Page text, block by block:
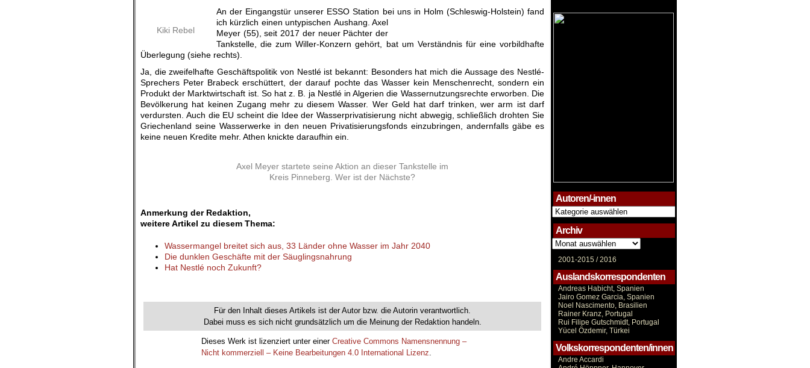
Kiki Rebel
An der Eingangstür unserer ESSO Station bei uns in Holm (Schleswig-Holstein) fand
ich kürzlich einenuntypischen Aushang. Axel
Meyer (55), seit 2017 der neuer Pächter der
Tankstelle, die zum Willer-Konzern gehört, bat um Verständnis für eine vorbildhafte
Überlegung (siehe rechts).
Ja, die zweifelhafte Geschäftspolitik von Nestlé ist bekannt: Besonders hat mich die Aussage des Nestlé-
Sprechers Peter Brabeck erschüttert, der darauf pochte das Wasser kein Menschenrecht, sondern ein
Produkt der Marktwirtschaft ist. So hat z. B. ja Nestlé in Algerien die Wassernutzungsrechte erworben. Die
Bevölkerung hat keinen Zugang mehr zu diesem Wasser. Wer Geld hat darf trinken, wer arm ist darf
verdursten. Auch die EU scheint die Idee der Wasserprivatisierung nicht abwegig, schließlich drohten Sie
Griechenland seine Wasserwerke in den neuen Privatisierungsfonds einzubringen, andernfalls gäbe es
keine neuen Kredite mehr. Athen knickte daraufhin ein.
Axel Meyer startete seine Aktion an dieser Tankstelle im
Kreis Pinneberg. Wer ist der Nächste?
Anmerkung der Redaktion,
weitere Artikel zu diesem Thema:
Wassermangel breitet sich aus, 33 Länder ohne Wasser im Jahr 2040
Die dunklen Geschäfte mit der Säuglingsnahrung
Hat Nestlé noch Zukunft?
Für den Inhalt dieses Artikels ist der Autor bzw. die Autorin verantwortlich.
Dabei muss es sich nicht grundsätzlich um die Meinung der Redaktion handeln.
Dieses Werk ist lizenziert unter einer Creative Commons Namensnennung –
Nicht kommerziell – Keine Bearbeitungen 4.0 International Lizenz.
Autoren/-innen
Autoren/-
innen
Archiv
Archiv
2001-2015 /2016
Auslandskorrespondenten
Andreas Habicht, Spanien
Jairo Gomez Garcia, Spanien
Noel Nascimento, Brasilien
Rainer Kranz, Portugal
Rui Filipe Gutschmidt, Portugal
Yücel Özdemir, Türkei
Volkskorrespondenten/innen
Andre Accardi